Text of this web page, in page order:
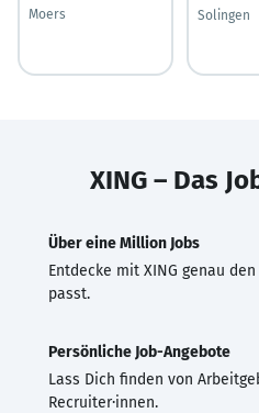
Moers
Solingen
XING – Das
Über eine Million Jobs
Entdecke mit XING genau
passt.
Persönliche Job-Angebote
Lass Dich finden von
Recruiter·innen.